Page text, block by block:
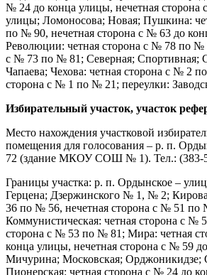
№ 24 до конца улицы, нечетная сторона
улицы; Ломоносова; Новая; Пушкина:
по № 90, нечетная сторона с № 63 до
Революции: четная сторона с № 78 по №
с № 73 по № 81; Северная; Спортивная;
Чапаева; Чехова: четная сторона с № 2
сторона с № 1 по № 21; переулки:
Избирательный участок, участок
Место нахождения участковой
помещения для голосования – р. п.
72 (здание МКОУ СОШ № 1). Тел.: (383-
Границы участка: р. п. Ордынское –
Герцена; Дзержинского № 1, № 2;
36 по № 56, нечетная сторона с № 51 по
Коммунистическая: четная сторона с №
сторона с № 53 по № 81; Мира: четная
конца улицы, нечетная сторона с № 59
Мичурина; Московская; Орджоникидзе;
Пионерская: четная сторона с № 24 до